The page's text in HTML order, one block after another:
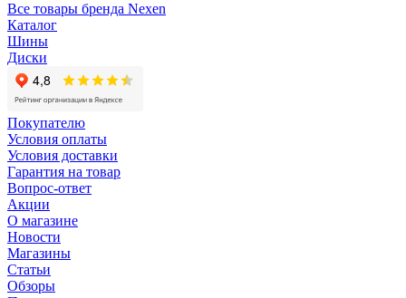
Все товары бренда Nexen
Каталог
Шины
Диски
Покупателю
Условия оплаты
Условия доставки
Гарантия на товар
Вопрос-ответ
Акции
О магазине
Новости
Магазины
Статьи
Обзоры